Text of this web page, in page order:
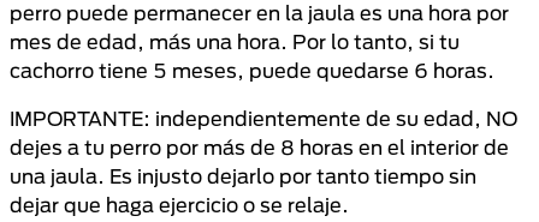
perro puede permanecer en la jaula es una hora por
mes de edad, más una hora. Por lo tanto, si tu
cachorro tiene 5 meses, puede quedarse 6 horas.
IMPORTANTE: independientemente de su edad, NO
dejes a tu perro por más de 8 horas en el interior de
una jaula. Es injusto dejarlo por tanto tiempo sin
dejar que haga ejercicio o se relaje.